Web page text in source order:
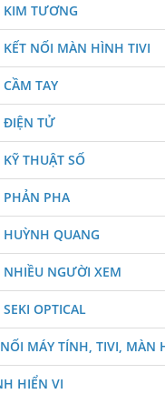
TƯƠNG
NỐI MÀN HÌNH TIVI
TAY
ĐIỆN TỬ
THUẬT SỐ
PHA
QUANG
NGƯỜI XEM
OPTICAL
NỐI MÁY TÍNH, TIVI, MÀN
HIỂN VI